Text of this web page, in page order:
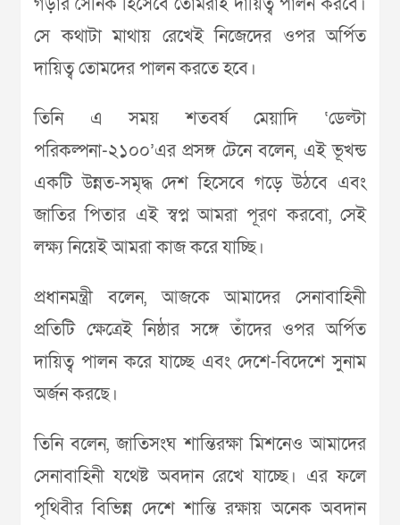
গড়ার সৈনিক হিসেবে তোমরাই দায়িত্ব পালন করবে।
সে কথাটা মাথায় রেখেই নিজেদের ওপর অর্পিত
দায়িত্ব তোমদের পালন করতে হবে।
তিনি এ সময় শতবর্ষ মেয়াদি ‘ডেল্টা
পরিকল্পনা-২১০০’এর প্রসঙ্গ টেনে বলেন, এই ভূখন্ড
একটি উন্নত-সমৃদ্ধ দেশ হিসেবে গড়ে উঠবে এবং
জাতির পিতার এই স্বপ্ন আমরা পূরণ করবো, সেই
লক্ষ্য নিয়েই আমরা কাজ করে যাচ্ছি।
প্রধানমন্ত্রী বলেন, আজকে আমাদের সেনাবাহিনী
প্রতিটি ক্ষেত্রেই নিষ্ঠার সঙ্গে তাঁদের ওপর অর্পিত
দায়িত্ব পালন করে যাচ্ছে এবং দেশে-বিদেশে সুনাম
অর্জন করছে।
তিনি বলেন, জাতিসংঘ শান্তিরক্ষা মিশনেও আমাদের
সেনাবাহিনী যথেষ্ট অবদান রেখে যাচ্ছে। এর ফলে
পৃথিবীর বিভিন্ন দেশে শান্তি রক্ষায় অনেক অবদান